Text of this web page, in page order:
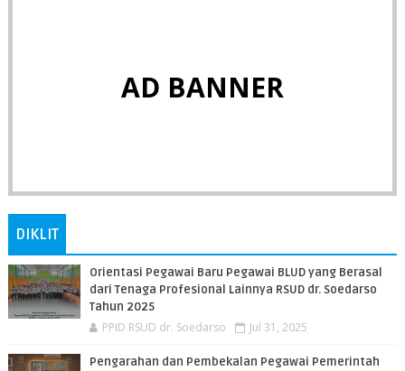
AD BANNER
DIKLIT
Orientasi Pegawai Baru Pegawai BLUD yang Berasal
dari Tenaga Profesional Lainnya RSUD dr. Soedarso
Tahun 2025
PPID RSUD dr. Soedarso Jul 31, 2025
Pengarahan dan Pembekalan Pegawai Pemerintah